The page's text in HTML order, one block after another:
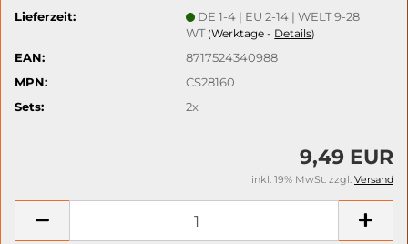
Lieferzeit:
DE 1-4 | EU 2-14 | WELT 9-28
WT (Werktage - Details)
EAN:
8717524340988
MPN:
CS28160
Sets:
2x
9,49 EUR
inkl. 19% MwSt. zzgl. Versand